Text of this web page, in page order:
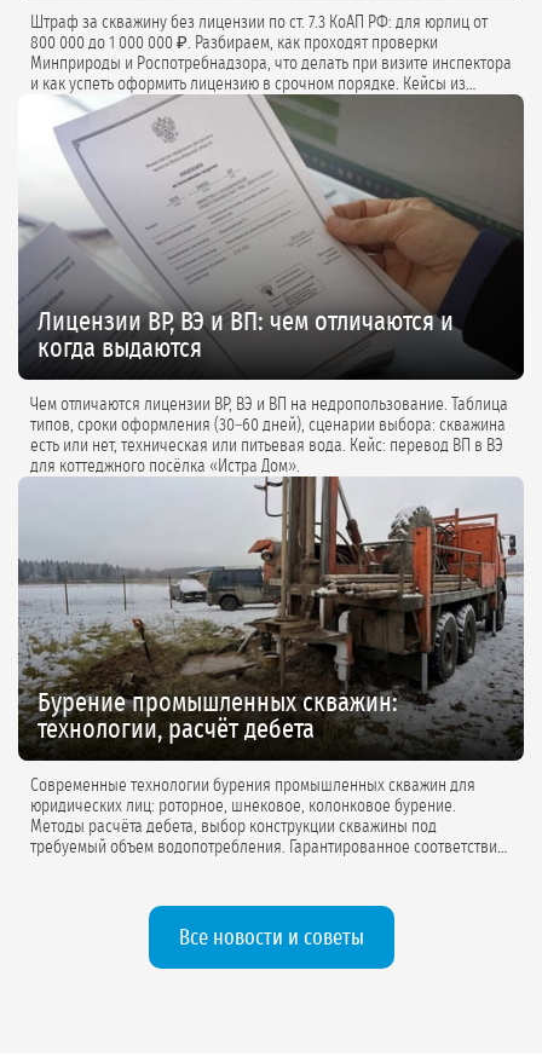
Штраф за скважину без лицензии по ст. 7.3 КоАП РФ: для юрлиц от
800 000 до 1 000 000 ₽. Разбираем, как проходят проверки
Минприроды и Роспотребнадзора, что делать при визите инспектора
и как успеть оформить лицензию в срочном порядке. Кейсы из
практики и советы экспертов.
Лицензии ВР, ВЭ и ВП: чем отличаются и
когда выдаются
Чем отличаются лицензии ВР, ВЭ и ВП на недропользование. Таблица
типов, сроки оформления (30–60 дней), сценарии выбора: скважина
есть или нет, техническая или питьевая вода. Кейс: перевод ВП в ВЭ
для коттеджного посёлка «Истра Дом».
Бурение промышленных скважин:
технологии, расчёт дебета
Современные технологии бурения промышленных скважин для
юридических лиц: роторное, шнековое, колонковое бурение.
Методы расчёта дебета, выбор конструкции скважины под
требуемый объем водопотребления. Гарантированное соответствие
Все новости и советы